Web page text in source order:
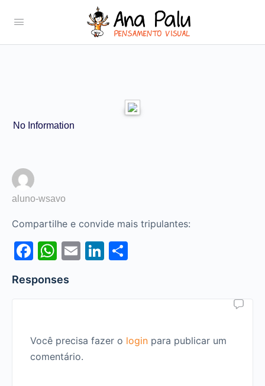
No Information
aluno-wsavo
Compartilhe e convide mais tripulantes:
Facebook
WhatsApp
EmailLinkedIn
Responses
Você precisa fazer o login para publicar um
comentário.